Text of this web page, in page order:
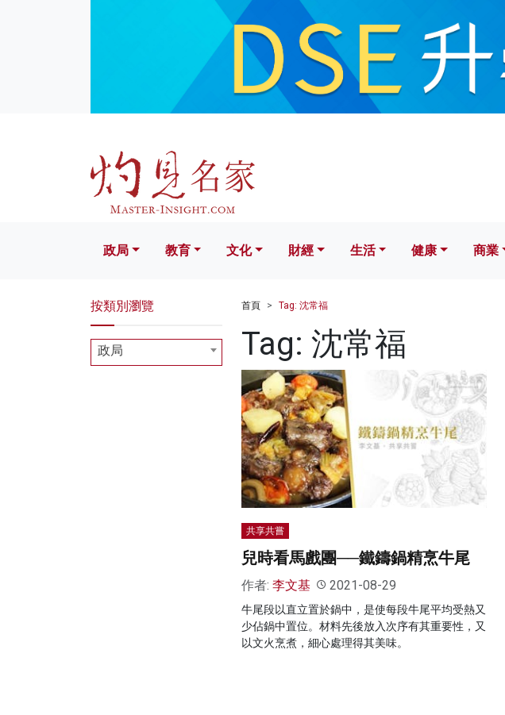
文化 財經 生活 健康
政局 教育 文化 財經 生活 健康 商業
首頁 Tag: 沈常福
Tag: 沈常福
共享共嘗
兒時看馬戲團──鐵鑄鍋精烹牛尾
作者: 李文基 2021-08-29
牛尾段以直立置於鍋中，是使每段牛尾平均受熱又
少佔鍋中置位。材料先後放入次序有其重要性，又
以文火烹煮，細心處理得其美味。
按類別瀏覽
政局